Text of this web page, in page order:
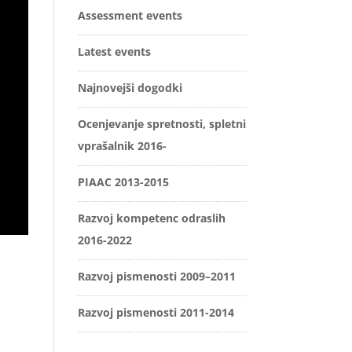
Assessment events
Latest events
Najnovejši dogodki
Ocenjevanje spretnosti, spletni
vprašalnik 2016-
PIAAC 2013-2015
Razvoj kompetenc odraslih
2016-2022
Razvoj pismenosti 2009–2011
Razvoj pismenosti 2011-2014